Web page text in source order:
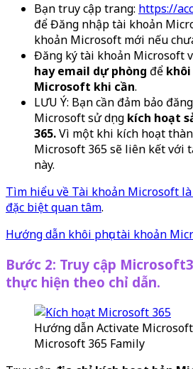
Bạn truy cập trang: https://
để Đăng nhập tài khoản
khoản Microsoft mới nếu
Đăng ký tài khoản Microsoft
hay email dự phòng để khôi
Microsoft khi cần.
LƯU Ý: Bạn cần đảm bảo
Microsoft sử dụng kích hoạt
365.Vì một khi kích hoạt
Microsoft 365 sẽ liên kết với
này.
Tìm hiểu về Tài khoản Microsoft là
đặc biệt quan tâm.
Hướng dẫn khôi phục tài khoản
Bước 2: Truy cập
thực hiện theo chỉ dẫn.
Hướng dẫn Activate
Microsoft 365 Family